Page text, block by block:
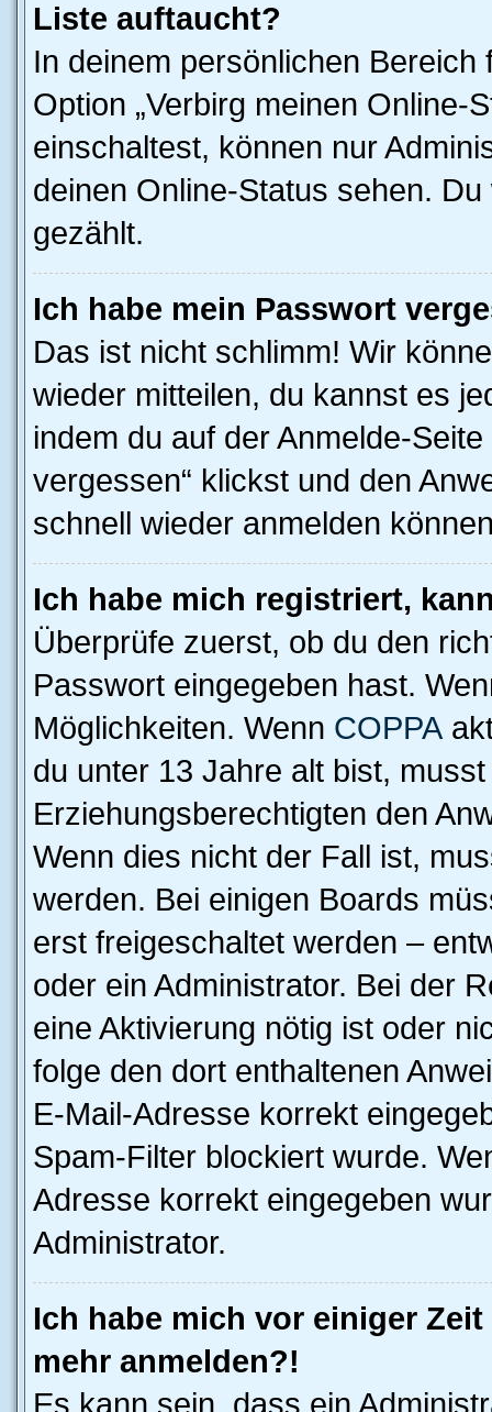
Liste auftaucht?
In deinem persönlichen
Option „Verbirg meinen Online-
einschaltest, können nur
deinen Online-Status sehen.
gezählt.
Ich habe mein Passwort
Das ist nicht schlimm! Wir
wieder mitteilen, du kannst es
indem du auf der Anmelde-
vergessen“ klickst und den
schnell wieder anmelden
Ich habe mich registriert,
Überprüfe zuerst, ob du den
Passwort eingegeben hast.
Möglichkeiten. Wenn COPPA
du unter 13 Jahre alt bist,
Erziehungsberechtigten den
Wenn dies nicht der Fall ist,
werden. Bei einigen Boards
erst freigeschaltet werden –
oder ein Administrator. Bei der
eine Aktivierung nötig ist oder
folge den dort enthaltenen
E-Mail-Adresse korrekt
Spam-Filter blockiert wurde.
Adresse korrekt eingegeben
Administrator.
Ich habe mich vor einiger
mehr anmelden?!
Es kann sein, dass ein